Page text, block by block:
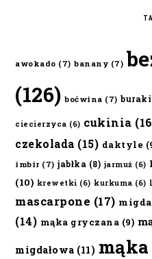
awokado (7) banany (7)
(126) boćwina (7) buraki
ciecierzyca (6) cukinia
czekolada (15) daktyle
imbir (7) jabłka (8) jarmuż (6)
(10) krewetki (6) kurkuma (6)
mascarpone (17)
(14) mąka gryczana (9)
migdałowa (11)